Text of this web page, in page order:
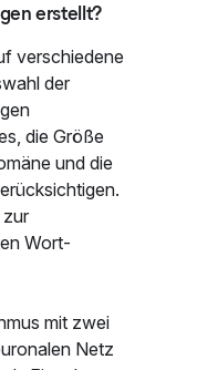
erstellt?
verschiedene
der
die Größe
und die
Wort-
mit zwei
Netz